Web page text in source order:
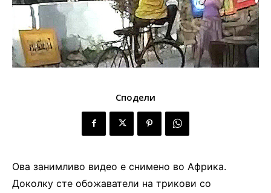
Сподели
Ова занимливо видео е снимено во Африка.
Доколку сте обожаватели на трикови со